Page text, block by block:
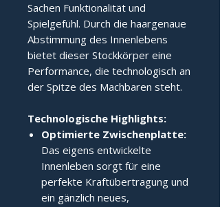
Sachen Funktionalität und
Spielgefühl. Durch die haargenaue
Abstimmung des Innenlebens
bietet dieser Stockkörper eine
Performance, die technologisch an
der Spitze des Machbaren steht.
Technologische Highlights:
Optimierte Zwischenplatte:
Das eigens entwickelte
Innenleben sorgt für eine
perfekte Kraftübertragung und
ein gänzlich neues,